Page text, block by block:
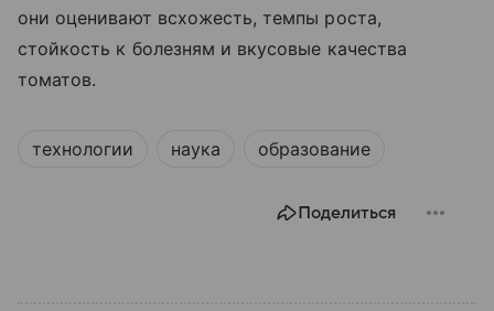
они оценивают всхожесть, темпы роста,
стойкость к болезням и вкусовые качества
томатов.
технологии наука образование
Поделиться